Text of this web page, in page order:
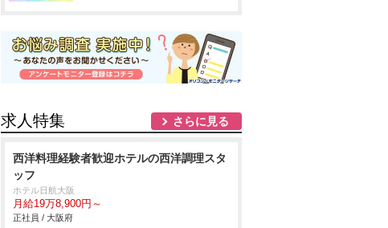
求人特集 さらに見る
西洋料理経験者歓迎ホテルの西洋調理スタ
ッフ
ホテル日航大阪
月給19万8,900円～
正社員 / 大阪府